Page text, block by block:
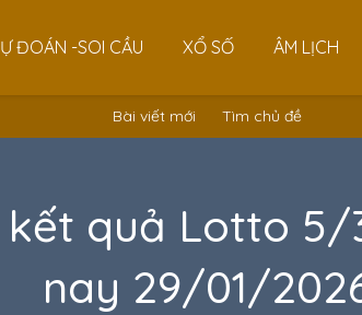
ĐOÁN -SOI CẦU XỔ SỐ ÂM LỊCH
Bài viết mới Tìm chủ đề
kết quả Lotto 5/
nay 29/01/